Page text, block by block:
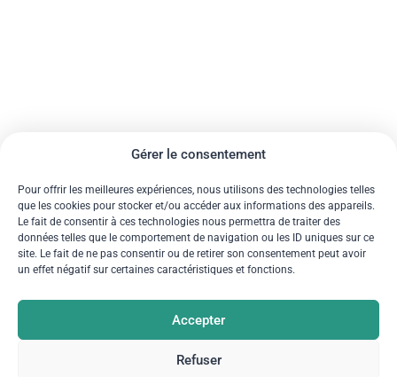
Gérer le consentement
Pour offrir les meilleures expériences, nous utilisons des technologies telles
que les cookies pour stocker et/ou accéder aux informations des appareils.
Le fait de consentir à ces technologies nous permettra de traiter des
données telles que le comportement de navigation ou les ID uniques sur ce
site. Le fait de ne pas consentir ou de retirer son consentement peut avoir
un effet négatif sur certaines caractéristiques et fonctions.
Accepter
Refuser